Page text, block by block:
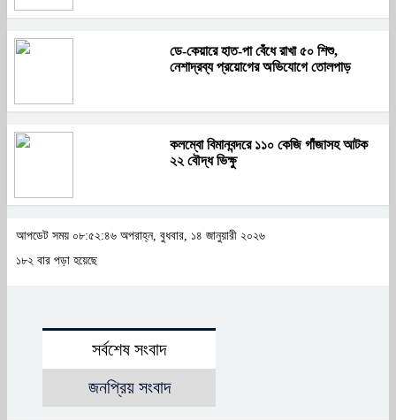
ডে-কেয়ারে হাত-পা বেঁধে রাখা ৫০ শিশু,
নেশাদ্রব্য প্রয়োগের অভিযোগে তোলপাড়
কলম্বো বিমানবন্দরে ১১০ কেজি গাঁজাসহ আটক
২২ বৌদ্ধ ভিক্ষু
আপডেট সময় ০৮:৫২:৪৬ অপরাহ্ন, বুধবার, ১৪ জানুয়ারী ২০২৬
১৮২ বার পড়া হয়েছে
সর্বশেষ সংবাদ
জনপ্রিয় সংবাদ